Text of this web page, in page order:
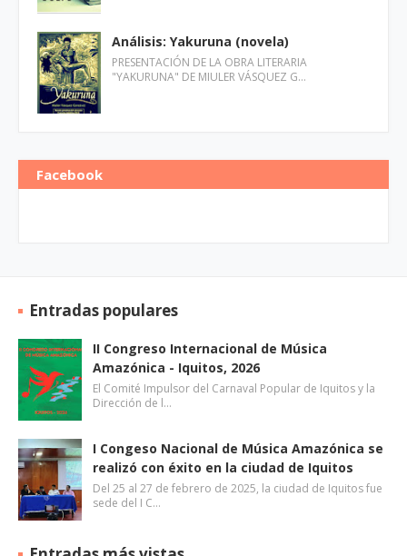
Análisis: Yakuruna (novela)
PRESENTACIÓN DE LA OBRA LITERARIA
"YAKURUNA" DE MIULER VÁSQUEZ G…
Facebook
Entradas populares
II Congreso Internacional de Música
Amazónica - Iquitos, 2026
El Comité Impulsor del Carnaval Popular de Iquitos y la
Dirección de l…
I Congeso Nacional de Música Amazónica se
realizó con éxito en la ciudad de Iquitos
Del 25 al 27 de febrero de 2025, la ciudad de Iquitos fue
sede del I C…